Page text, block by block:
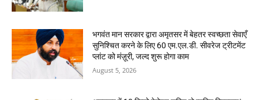
भगवंत मान सरकार द्वारा अमृतसर में बेहतर स्वच्छता सेवाएँ
सुनिश्चित करने के लिए 60 एम.एल.डी. सीवरेज ट्रीटमेंट
प्लांट को मंज़ूरी, जल्द शुरू होगा काम
August 5, 2026